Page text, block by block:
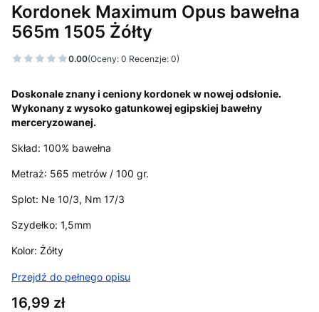
Kordonek Maximum Opus bawełna
565m 1505 Żółty
0.00(Oceny: 0 Recenzje: 0)
Doskonale znany i ceniony kordonek w nowej odsłonie.
Wykonany z wysoko gatunkowej egipskiej bawełny
merceryzowanej.
Skład: 100% bawełna
Metraż: 565 metrów / 100 gr.
Splot: Ne 10/3, Nm 17/3
Szydełko: 1,5mm
Kolor: Żółty
Przejdź do pełnego opisu
Cena
16,99 zł